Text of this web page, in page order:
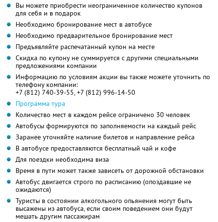
Вы можете приобрести неограниченное количество купонов
для себя и в подарок
Необходимо бронирование мест в автобусе
Необходимо предварительное бронирование мест
Предъявляйте распечатанный купон на месте
Скидка по купону не суммируется с другими специальными
предложениями компании
Информацию по условиям акции вы также можете уточнить по
телефону компании:
+7 (812) 740-39-55, +7 (812) 996-14-50
Программа тура
Количество мест в каждом рейсе ограничено 30 человек
Автобусы формируются по заполняемости на каждый рейс
Заранее уточняйте наличие билетов и направление рейса
В автобусе предоставляются бесплатный чай и кофе
Для поездки необходима виза
Время в пути может также зависеть от дорожной обстановки
Автобус двигается строго по расписанию (опоздавшие не
ожидаются)
Туристы в состоянии алкогольного опьянения могут быть
высажены из автобуса, если своим поведением они будут
мешать другим пассажирам